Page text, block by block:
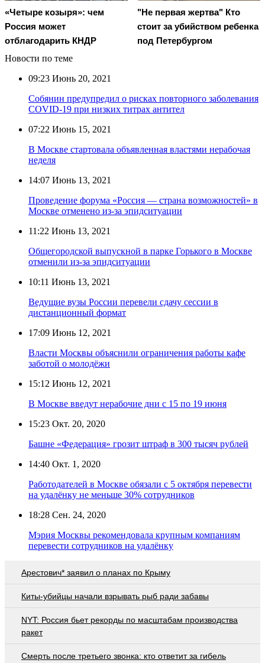
«Четыре козыря»: чем
Россия может
отблагодарить КНДР
"Не первая жертва" Кто
стоит за убийством ребенка
под Петербургом
Новости по теме
09:23 Июнь 20, 2021
Собянин предупредил о рисках повторного заболевания
COVID-19 при низких титрах антител
07:22 Июнь 15, 2021
В Москве стартовала объявленная властями нерабочая
неделя
14:07 Июнь 13, 2021
Проведение форума «Россия — страна возможностей» в
Москве отменено из-за эпидситуации
11:22 Июнь 13, 2021
Общегородской выпускной в парке Горького в Москве
отменили из-за эпидситуации
10:11 Июнь 13, 2021
Ведущие вузы России перевели сдачу сессии в
дистанционный формат
17:09 Июнь 12, 2021
Власти Москвы объяснили ограничения работы кафе
заботой о молодёжи
15:12 Июнь 12, 2021
В Москве введут нерабочие дни с 15 по 19 июня
15:23 Окт. 20, 2020
Башне «Федерация» грозит штраф в 300 тысяч рублей
14:40 Окт. 1, 2020
Работодателей в Москве обязали с 5 октября перевести
на удалёнку не меньше 30% сотрудников
18:28 Сен. 24, 2020
Мэрия Москвы рекомендовала крупным компаниям
перевести сотрудников на удалёнку
Арестович* заявил о планах по Крыму
Киты-убийцы начали взрывать рыб ради забавы
NYT: Россия бьет рекорды по масштабам производства
ракет
Смерть после третьего звонка: кто ответит за гибель